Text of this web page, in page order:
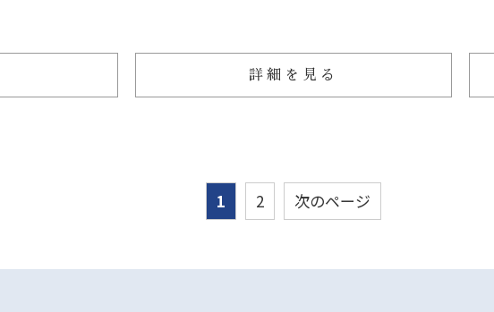
詳細を見る
1 2 次のページ